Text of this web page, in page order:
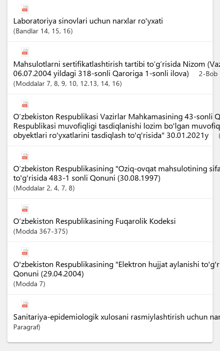
Laboratoriya sinovlari uchun narxlar ro'yxati
Bandlar 14, 15, 16
Mahsulotlarni sertifikatlashtirish tartibi to‘g‘risida Nizom
06.07.2004 yildagi 318-sonli Qaroriga 1-sonli ilova)
2-Bob
Moddalar 7, 8, 9, 10, 12.13, 14, 16
O‘zbekiston Respublikasi Vazirlar Mahkamasining 43-sonli
Respublikasi muvofiqligi tasdiqlanishi lozim bo'lgan
obyektlari ro'yxatlarini tasdiqlash to'q'risida" 30.01.2021y
O‘zbekiston Respublikasining "Oziq-ovqat mahsulotining
to'g'risida 483-1 sonli Qonuni (30.08.1997)
Moddalar 2, 4, 7, 8
O‘zbekiston Respublikasining Fuqarolik Kodeksi
Modda 367-375
O'zbekiston Respublikasining "Elektron hujjat aylanishi
Qonuni (29.04.2004)
Modda 7
Sanitariya-epidemiologik xulosani rasmiylashtirish uchun
Paragraf)